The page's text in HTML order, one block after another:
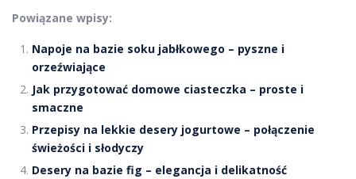
Powiązane wpisy:
Napoje na bazie soku jabłkowego – pyszne i
orzeźwiające
Jak przygotować domowe ciasteczka – proste i
smaczne
Przepisy na lekkie desery jogurtowe – połączenie
świeżości i słodyczy
Desery na bazie fig – elegancja i delikatność